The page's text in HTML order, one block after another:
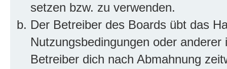
setzen bzw. zu verwenden.
Der Betreiber des Boards übt das
Nutzungsbedingungen oder
Betreiber dich nach Abmahnung